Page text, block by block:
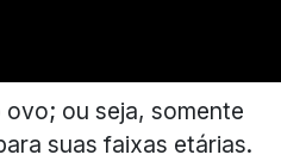
ou seja, somente
suas faixas etárias.